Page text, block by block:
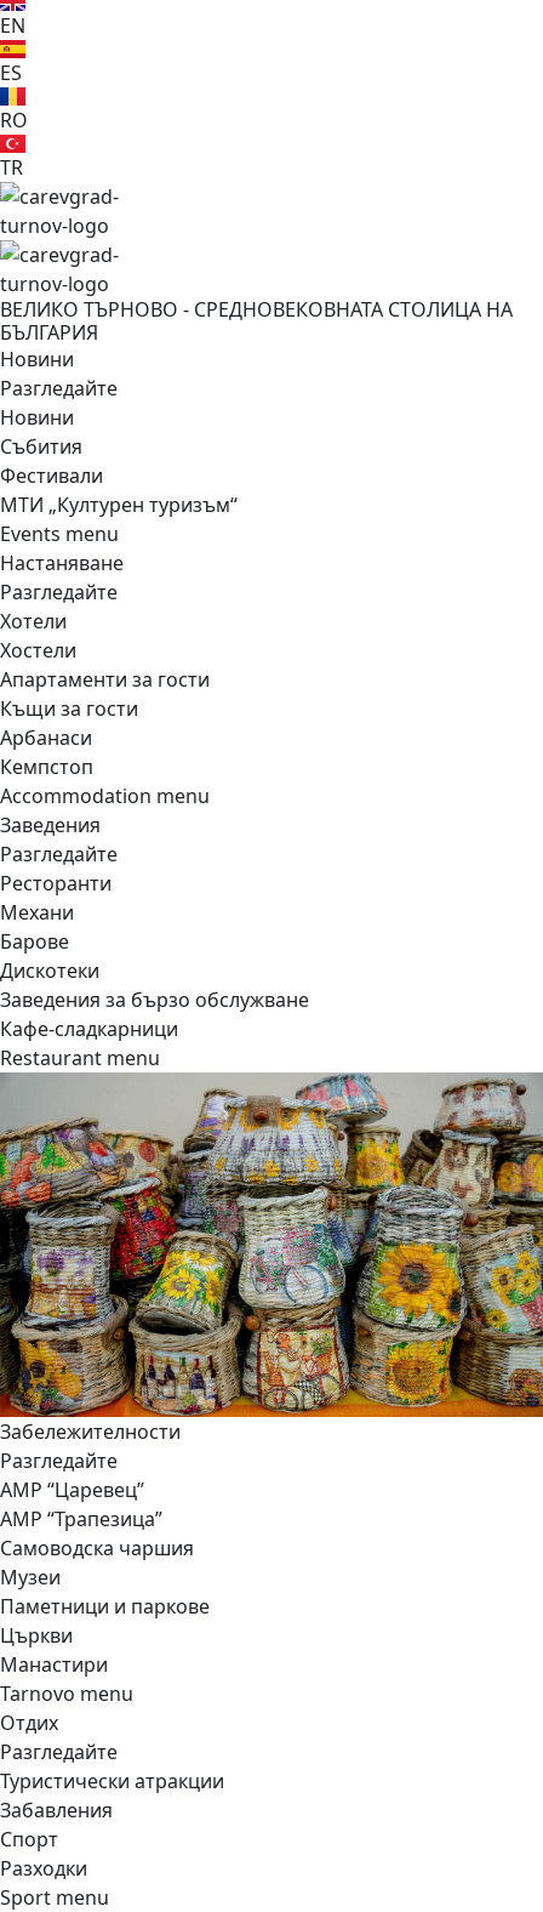
EN
ES
RO
TR
ВЕЛИКО ТЪРНОВО - СРЕДНОВЕКОВНАТА СТОЛИЦА НА
БЪЛГАРИЯ
Новини
Разгледайте
Новини
Събития
Фестивали
МТИ „Културен туризъм“
Events menu
Настаняване
Разгледайте
Хотели
Хостели
Апартаменти за гости
Къщи за гости
Арбанаси
Кемпстоп
Accommodation menu
Заведения
Разгледайте
Ресторанти
Механи
Барове
Дискотеки
Заведения за бързо обслужване
Кафе-сладкарници
Restaurant menu
Забележителности
Разгледайте
АМР “Царевец”
АМР “Трапезица”
Самоводска чаршия
Музеи
Паметници и паркове
Църкви
Манастири
Tarnovo menu
Отдих
Разгледайте
Туристически атракции
Забавления
Спорт
Разходки
Sport menu